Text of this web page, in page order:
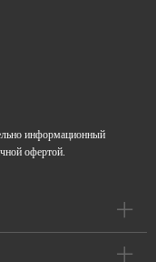
информационный
офертой.